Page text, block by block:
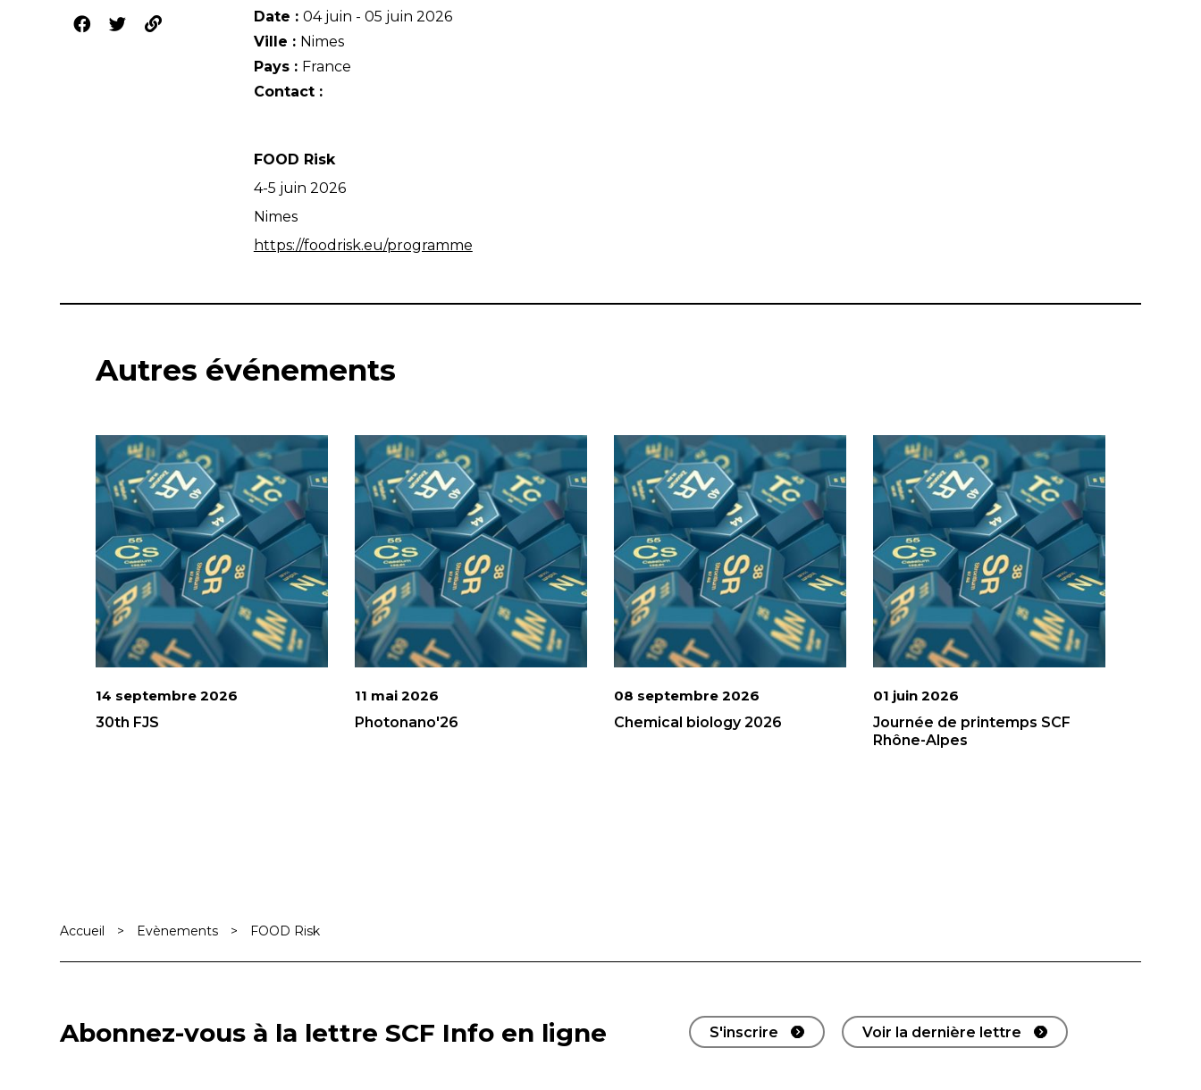
Date : 04 juin - 05 juin 2026
Ville : Nimes
Pays : France
Contact :
FOOD Risk
4-5 juin 2026
Nimes
https://foodrisk.eu/programme
Autres événements
14 septembre 2026
30th FJS
11 mai 2026
Photonano'26
08 septembre 2026
Chemical biology 2026
01 juin 2026
Journée de printemps SCF
Rhône-Alpes
Accueil > Evènements > FOOD Risk
Abonnez-vous à la lettre SCF Info en ligne S'inscrire Voir la dernière lettre